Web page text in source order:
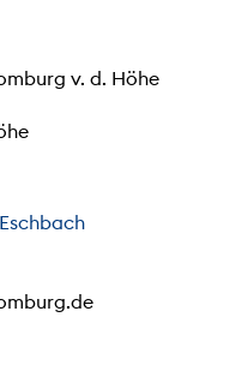
v. d. Höhe